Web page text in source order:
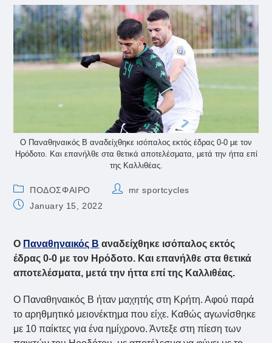
Ο Παναθηναικός Β αναδείχθηκε ισόπαλος εκτός έδρας 0-0 με τον
Ηρόδοτο. Και επανήλθε στα θετικά αποτελέσματα, μετά την ήττα επί
της Καλλιθέας.
Post
category:
ΠΟΔΟΣΦΑΙΡΟ
Postmr sportcycles
PostJanuary 15, 2022
Ο Παναθηναικός Β αναδείχθηκε ισόπαλος εκτός
έδρας 0-0 με τον Ηρόδοτο. Και επανήλθε στα θετικά
αποτελέσματα, μετά την ήττα επί της Καλλιθέας.
Ο Παναθηναικός Β ήταν μαχητής στη Κρήτη. Αφού παρά
το αρηθμητικό μειονέκτημα που είχε. Καθώς αγωνίσθηκε
με 10 παίκτες για ένα ημίχρονο. Άντεξε στη πίεση των